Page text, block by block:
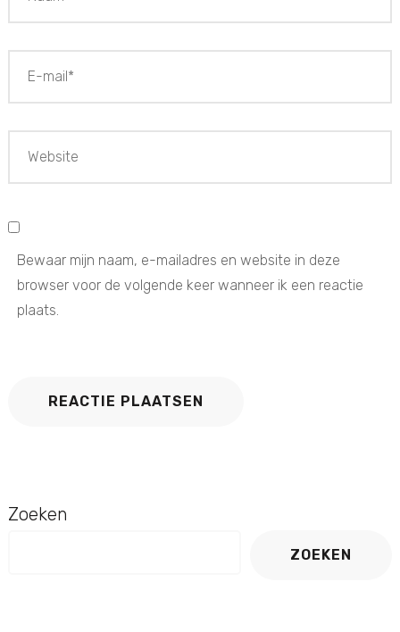
Bewaar mijn naam, e-mailadres en website in deze
browser voor de volgende keer wanneer ik een reactie
plaats.
Zoeken
ZOEKEN